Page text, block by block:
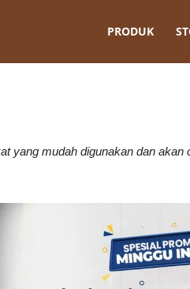
PRODUK
yang mudah digunakan dan akan